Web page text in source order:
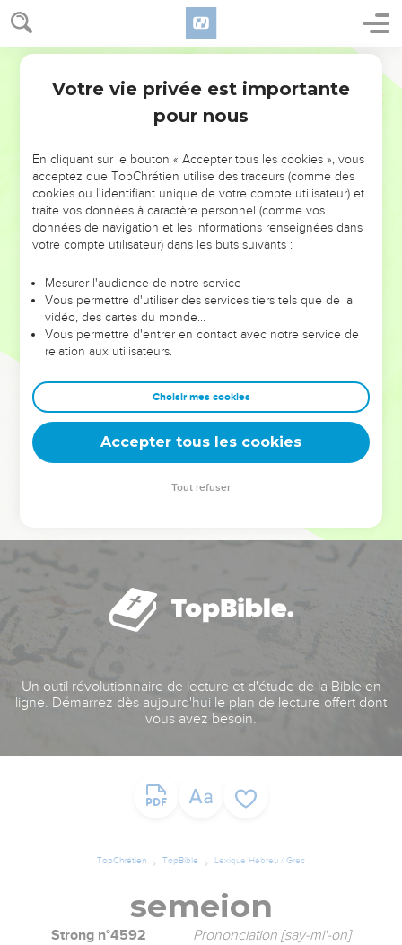
NE MANQUEZ PAS L’ÉVÉNEMENT
DE L’ANNÉE !
ET SI LEURS ERREURS POUVAIENT VOUS ÉVITER LES
VOTRES ?
leur foi ou leur vision. Mais on voit moins les doutes, les erreurs
et les saisons difficiles qu'ils ont traversés, alors même que ce
sont elles qui les ont façonnés.
Dans cette conférence, leaders, entrepreneurs, et responsables
clés pour avancer avec plus de sagesse afin que leurs erreurs
deviennent vos tremplins. Que vous guidiez un ministère, une
équipe, un groupe ou une famille, leur expérience est faite
Un outil révolutionnaire de lecture et d'étude de la Bible en
ligne. Démarrez dès aujourd'hui le plan de lecture offert dont
vous avez besoin.
TopChrétien TopBible Lexique Hébreu / Grec
semeion
Strong n°4592 Prononciation [say-mi'-on]
Votre vie privée est importante
pour nous
En cliquant sur le bouton « Accepter tous les cookies », vous
acceptez que TopChrétien utilise des traceurs (comme des
cookies ou l'identifiant unique de votre compte utilisateur) et
traite vos données à caractère personnel (comme vos
données de navigation et les informations renseignées dans
votre compte utilisateur) dans les buts suivants :
Mesurer l'audience de notre service
Vous permettre d'utiliser des services tiers tels que de la
vidéo, des cartes du monde…
Vous permettre d'entrer en contact avec notre service de
relation aux utilisateurs.
Choisir mes cookies
Accepter tous les cookies
Tout refuser